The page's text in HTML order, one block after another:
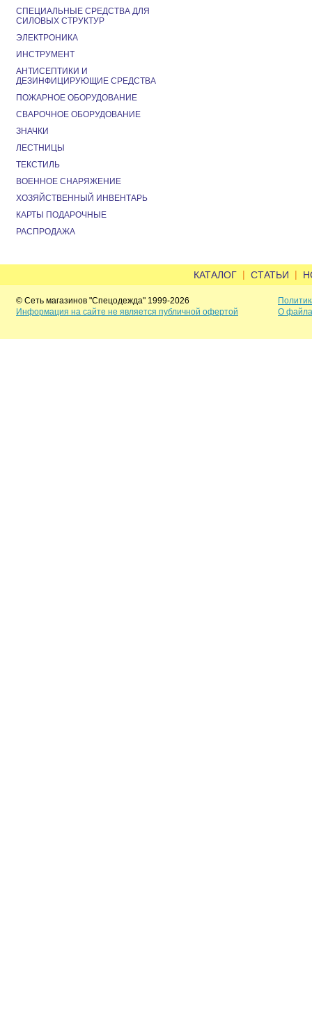
СПЕЦИАЛЬНЫЕ СРЕДСТВА ДЛЯ
СИЛОВЫХ СТРУКТУР
ЭЛЕКТРОНИКА
ИНСТРУМЕНТ
АНТИСЕПТИКИ И
ДЕЗИНФИЦИРУЮЩИЕ СРЕДСТВА
ПОЖАРНОЕ ОБОРУДОВАНИЕ
СВАРОЧНОЕ ОБОРУДОВАНИЕ
ЗНАЧКИ
ЛЕСТНИЦЫ
ТЕКСТИЛЬ
ВОЕННОЕ СНАРЯЖЕНИЕ
ХОЗЯЙСТВЕННЫЙ ИНВЕНТАРЬ
КАРТЫ ПОДАРОЧНЫЕ
РАСПРОДАЖА
КАТАЛОГ | СТАТЬИ |
© Сеть магазинов "Спецодежда" 1999-2026
Информация на сайте не является публичной офертой
О